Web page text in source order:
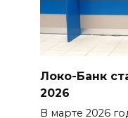
Локо-Банк
2026
В марте 2026